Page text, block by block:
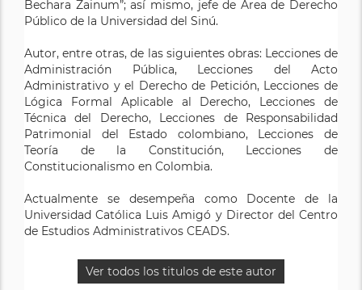
Bechara Zainum”; así mismo, jefe de Área de Derecho
Público de la Universidad del Sinú.
Autor, entre otras, de las siguientes obras: Lecciones de
Administración Pública, Lecciones del Acto
Administrativo y el Derecho de Petición, Lecciones de
Lógica Formal Aplicable al Derecho, Lecciones de
Técnica del Derecho, Lecciones de Responsabilidad
Patrimonial del Estado colombiano, Lecciones de
Teoría de la Constitución, Lecciones de
Constitucionalismo en Colombia.
Actualmente se desempeña como Docente de la
Universidad Católica Luis Amigó y Director del Centro
de Estudios Administrativos CEADS.
Ver todos los titulos de este autor